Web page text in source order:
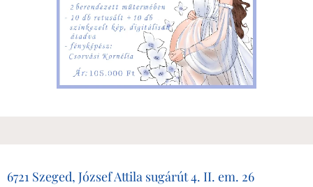
6721 Szeged, József Attila sugárút 4. II. em. 26